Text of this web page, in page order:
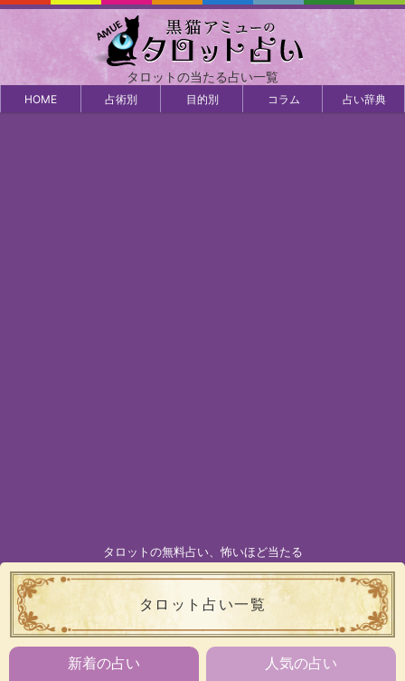
タロットの当たる占い一覧
HOME 占術別 目的別 コラム 占い辞典
タロットの無料占い、怖いほど当たる
タロット占い一覧
新着の占い 人気の占い